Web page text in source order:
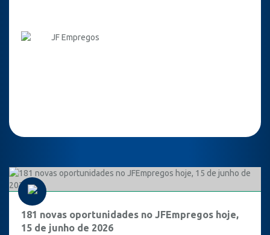
JF Empregos
181 novas oportunidades no JFEmpregos hoje,
15 de junho de 2026